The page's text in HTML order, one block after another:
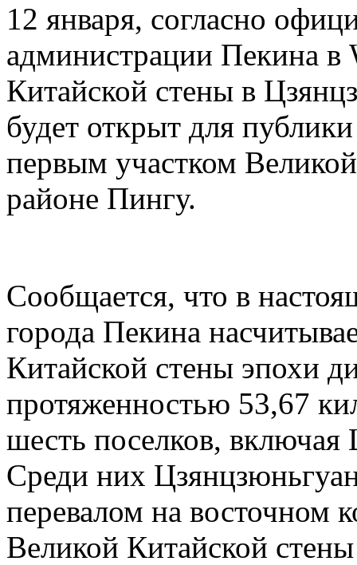
12 января, согласно
администрации Пекина в
Китайской стены в
будет открыт для
первым участком
районе Пингу.
Сообщается, что в
города Пекина
Китайской стены эпохи
протяженностью 53,67
шесть поселков,
Среди них
перевалом на восточном
Великой Китайской